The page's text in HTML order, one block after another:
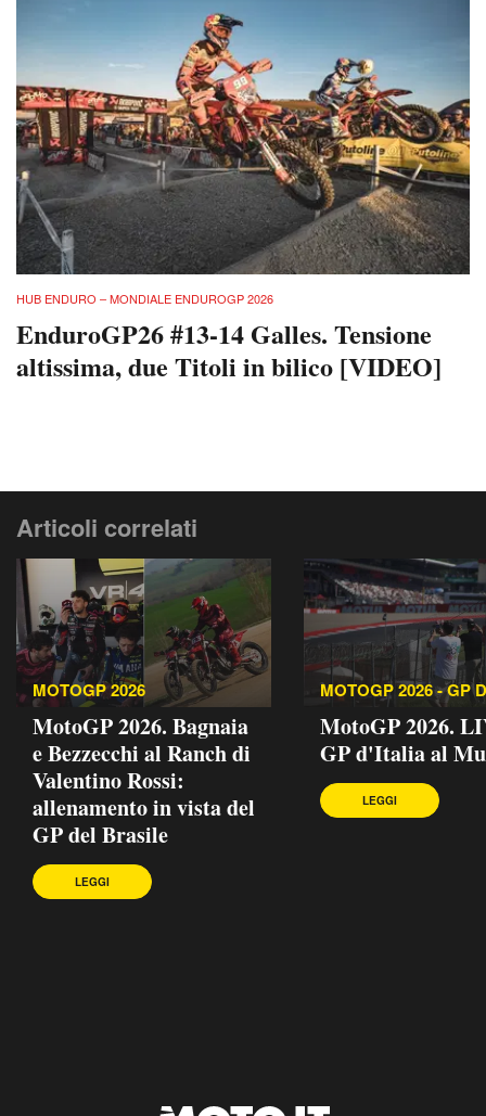
HUB ENDURO – MONDIALE ENDUROGP 2026
EnduroGP26 #13-14 Galles. Tensione
altissima, due Titoli in bilico [VIDEO]
Articoli correlati
MOTOGP 2026
MotoGP 2026. Bagnaia
e Bezzecchi al Ranch di
Valentino Rossi:
allenamento in vista del
GP del Brasile
LEGGI
MOTOGP 2026 - GP
MotoGP 2026.
GP d'Italia al
LEGGI